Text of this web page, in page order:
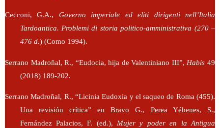
Cecconi, G.A., Governo imperiale ed eliti dirigenti nell’Italia
Tardoantica. Problemi di storia politico-amministrativa (270 –
476 d.) (Como 1994).
Serrano Madroñal, R., “Eudocia, hija de Valentiniano III”, Habis49
(2018) 189-202.
Serrano Madroñal, R., “Licinia Eudoxia y el saqueo de Roma (455).
Una revisión crítica” en Bravo G., Perea Yébenes, S.,
Fernández Palacios, F. (ed.), Mujer y poder en la Antigua